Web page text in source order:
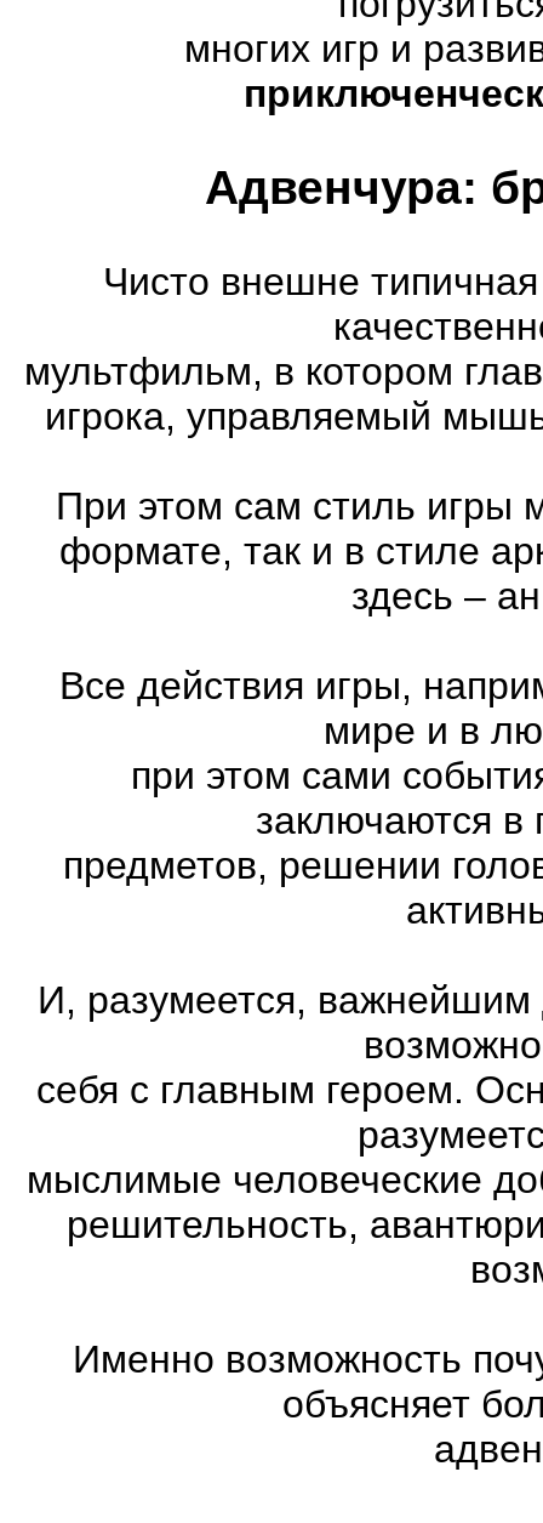
многих игр и
Адвенчура:
Чисто внешне
мультфильм, в котором
игрока, управляемый
При этом сам стиль игры
формате, так и в стиле
здесь –
Все действия игры,
мире и в
при этом сами
заключаются в
предметов, решении
И, разумеется, важнейшим
себя с главным героем.
мыслимые человеческие
решительность,
Именно возможность
объясняет